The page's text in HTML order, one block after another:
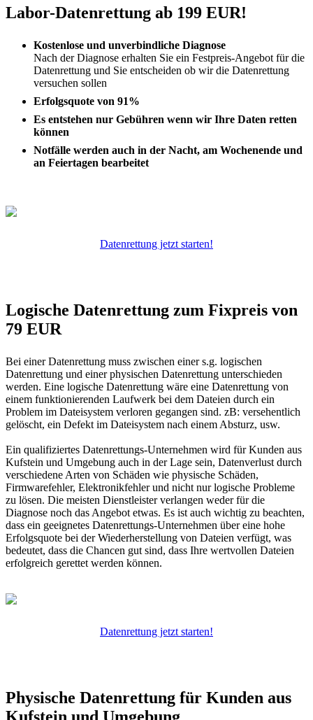
Labor-Datenrettung ab 199 EUR!
Kostenlose und unverbindliche Diagnose
Nach der Diagnose erhalten Sie ein Festpreis-Angebot für die
Datenrettung und Sie entscheiden ob wir die Datenrettung
versuchen sollen
Erfolgsquote von 91%
Es entstehen nur Gebühren wenn wir Ihre Daten retten
können
Notfälle werden auch in der Nacht, am Wochenende und
an Feiertagen bearbeitet
Datenrettung jetzt starten!
Logische Datenrettung zum Fixpreis von
79 EUR
Bei einer Datenrettung muss zwischen einer s.g. logischen
Datenrettung und einer physischen Datenrettung unterschieden
werden. Eine logische Datenrettung wäre eine Datenrettung von
einem funktionierenden Laufwerk bei dem Dateien durch ein
Problem im Dateisystem verloren gegangen sind. zB: versehentlich
gelöscht, ein Defekt im Dateisystem nach einem Absturz, usw.
Ein qualifiziertes Datenrettungs-Unternehmen wird für Kunden aus
Kufstein und Umgebung auch in der Lage sein, Datenverlust durch
verschiedene Arten von Schäden wie physische Schäden,
Firmwarefehler, Elektronikfehler und nicht nur logische Probleme
zu lösen. Die meisten Dienstleister verlangen weder für die
Diagnose noch das Angebot etwas. Es ist auch wichtig zu beachten,
dass ein geeignetes Datenrettungs-Unternehmen über eine hohe
Erfolgsquote bei der Wiederherstellung von Dateien verfügt, was
bedeutet, dass die Chancen gut sind, dass Ihre wertvollen Dateien
erfolgreich gerettet werden können.
Datenrettung jetzt starten!
Physische Datenrettung für Kunden aus